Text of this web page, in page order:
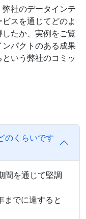
社のデータインテ
スを通じてどのよ
たか、実例をご覧
パクトのある成果
いう弊社のコミッ
のくらいです
間を通じて堅調
までに達すると